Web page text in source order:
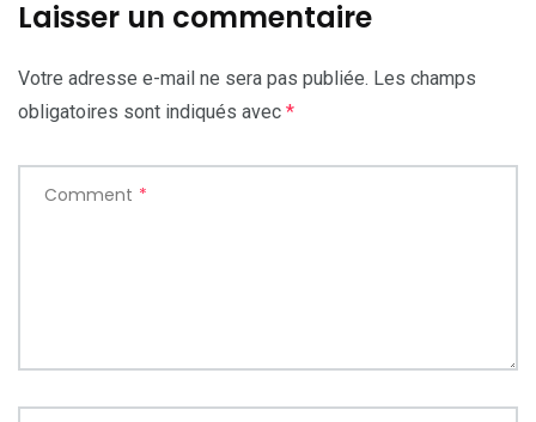
Laisser un commentaire
Votre adresse e-mail ne sera pas publiée. Les champs
obligatoires sont indiqués avec *
Comment *